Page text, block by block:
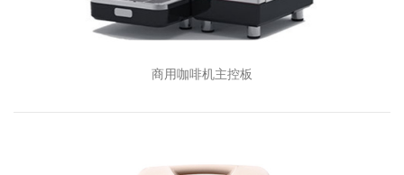
商用咖啡机主控板